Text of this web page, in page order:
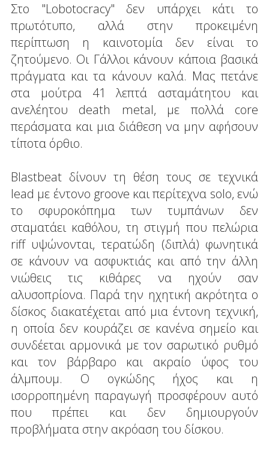
Στο "Lobotocracy" δεν υπάρχει κάτι το
πρωτότυπο, αλλά στην προκειμένη
περίπτωση η καινοτομία δεν είναι το
ζητούμενο. Οι Γάλλοι κάνουν κάποια βασικά
πράγματα και τα κάνουν καλά. Μας πετάνε
στα μούτρα 41 λεπτά ασταμάτητου και
ανελέητου death metal, με πολλά core
περάσματα και μια διάθεση να μην αφήσουν
τίποτα όρθιο.
Blastbeat δίνουν τη θέση τους σε τεχνικά
lead με έντονο groove και περίτεχνα solo, ενώ
το σφυροκόπημα των τυμπάνων δεν
σταματάει καθόλου, τη στιγμή που πελώρια
riff υψώνονται, τερατώδη (διπλά) φωνητικά
σε κάνουν να ασφυκτιάς και από την άλλη
νιώθεις τις κιθάρες να ηχούν σαν
αλυσοπρίονα. Παρά την ηχητική ακρότητα ο
δίσκος διακατέχεται από μια έντονη τεχνική,
η οποία δεν κουράζει σε κανένα σημείο και
συνδέεται αρμονικά με τον σαρωτικό ρυθμό
και τον βάρβαρο και ακραίο ύφος του
άλμπουμ. Ο ογκώδης ήχος και η
ισορροπημένη παραγωγή προσφέρουν αυτό
που πρέπει και δεν δημιουργούν
προβλήματα στην ακρόαση του δίσκου.